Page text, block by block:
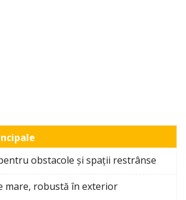
obstacole și spații restrânse
mare, robustă în exterior